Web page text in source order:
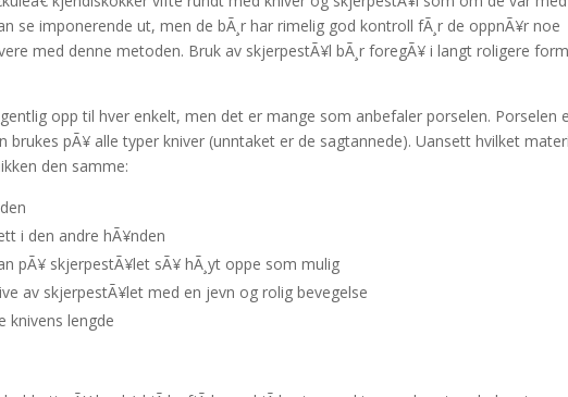
se imponerende ut, men de bÃ¸r har rimelig god kontroll fÃ¸r de oppnÃ¥r noe
med denne metoden. Bruk av skjerpestÃ¥l bÃ¸r foregÃ¥ i langt roligere
opp til hver enkelt, men det er mange som anbefaler porselen. Porselen
pÃ¥ alle typer kniver (unntaket er de sagtannede). Uansett hvilket
den samme:
i den andre hÃ¥nden
pÃ¥ skjerpestÃ¥let sÃ¥ hÃ¸yt oppe som mulig
av skjerpestÃ¥let med en jevn og rolig bevegelse
knivens lengde